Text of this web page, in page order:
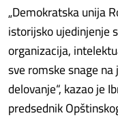
„Demokratska unija
istorijsko ujedinjenje
organizacija,
sve romske snage
delovanje“, kazao je
predsednik